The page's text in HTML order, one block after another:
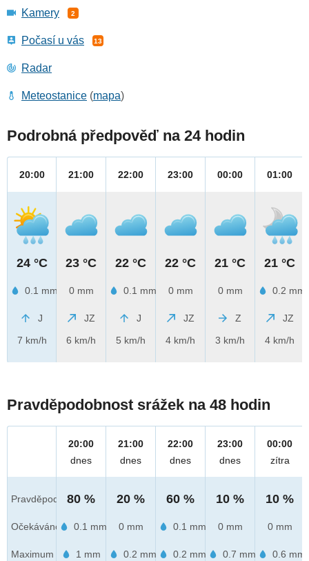
Kamery 2
Počasí u vás 13
Radar
Meteostanice (mapa)
Podrobná předpověď na 24 hodin
20:00
24 °C
0.1 mm
J
7 km/h
21:00
23 °C
0 mm
JZ
6 km/h
22:00
22 °C
0.1 mm
J
5 km/h
23:00
22 °C
0 mm
JZ
4 km/h
00:00
21 °C
0 mm
Z
3 km/h
01:00
21 °C
0.2 mm
JZ
4 km/h
Pravděpodobnost srážek na 48 hodin
Pravděpod.
Očekáváno
Maximum
20:00
dnes
80 %
0.1 mm
1 mm
21:00
dnes
20 %
0 mm
0.2 mm
22:00
dnes
60 %
0.1 mm
0.2 mm
23:00
dnes
10 %
0 mm
0.7 mm
00:00
zítra
10 %
0 mm
0.6 mm